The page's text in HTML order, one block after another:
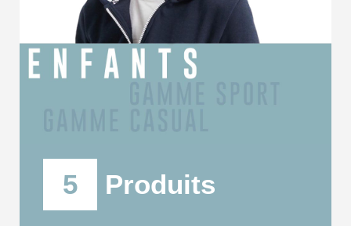
5 Produits